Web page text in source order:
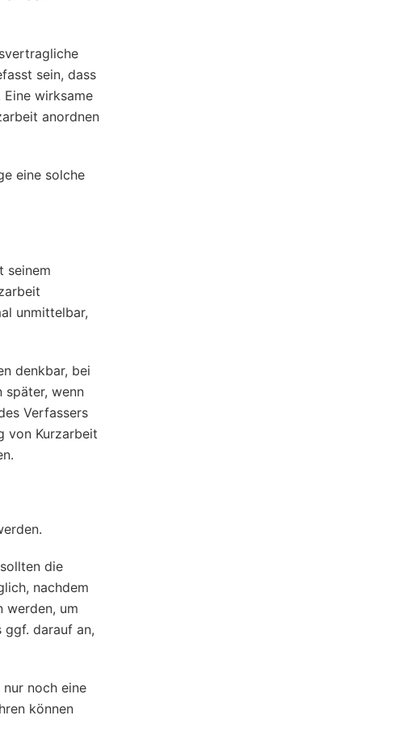
sein, dass
wirksame
anordnen
­eine solche
seinem
unmittelbar,
denkbar, bei
später, wenn
Verfassers
von Kurzarbeit
die
nachdem
werden, um
ggf. darauf an,
noch eine
können